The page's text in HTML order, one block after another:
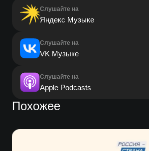
Слушайте на
Яндекс Музыке
Слушайте на
VK Музыке
Слушайте на
Apple Podcasts
Похожее